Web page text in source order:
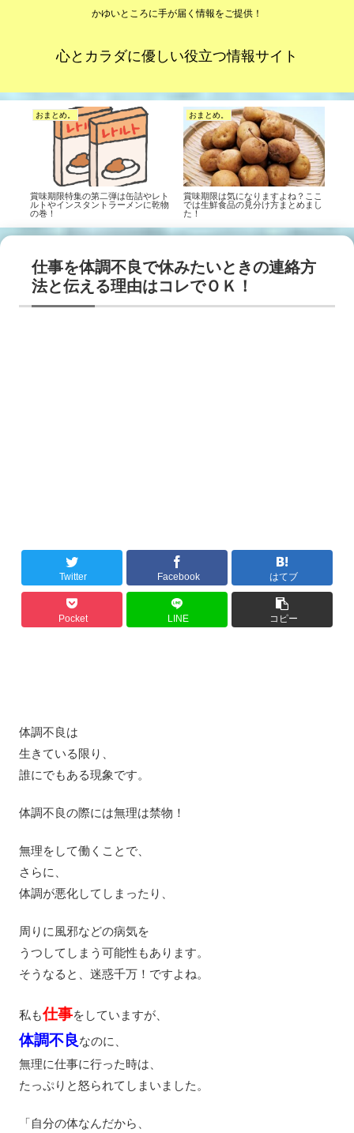
かゆいところに手が届く情報をご提供！
心とカラダに優しい役立つ情報サイト
おまとめ。
賞味期限特集の第二弾は缶詰やレト
ルトやインスタントラーメンに乾物
の巻！
おまとめ。
賞味期限は気になりますよね？ここ
では生鮮食品の見分け方まとめまし
た！
仕事を体調不良で休みたいときの連絡方
法と伝える理由はコレでＯＫ！
Twitter Facebook はてブ
Pocket LINE コピー
体調不良は
生きている限り、
誰にでもある現象です。
体調不良の際には無理は禁物！
無理をして働くことで、
さらに、
体調が悪化してしまったり、
周りに風邪などの病気を
うつしてしまう可能性もあります。
そうなると、迷惑千万！ですよね。
私も仕事をしていますが、
体調不良なのに、
無理に仕事に行った時は、
たっぷりと怒られてしまいました。
「自分の体なんだから、